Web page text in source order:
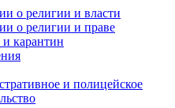
о религии и власти
о религии и праве
карантин
и полицейское